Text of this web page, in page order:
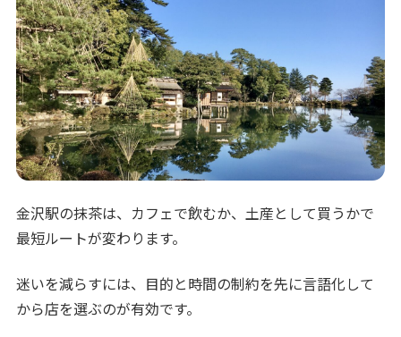
金沢駅の抹茶は、カフェで飲むか、土産として買うかで
最短ルートが変わります。
迷いを減らすには、目的と時間の制約を先に言語化して
から店を選ぶのが有効です。